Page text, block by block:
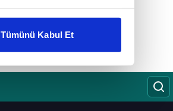
gösterilmeyecektir."
kullanılmaktadır. Bu
sunulması
Tümünü Kabul Et